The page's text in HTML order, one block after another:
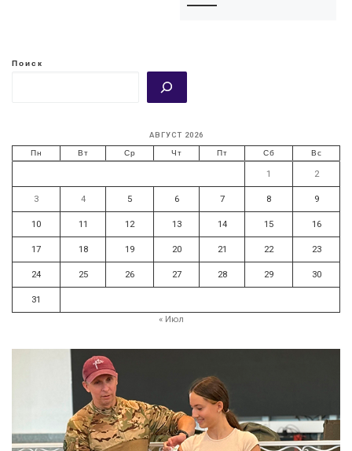
Поиск
АВГУСТ 2026
Пн Вт Ср Чт Пт Сб Вс
1 2
3 4 5 6 7 8 9
10 11 12 13 14 15 16
17 18 19 20 21 22 23
24 25 26 27 28 29 30
31
« Июл